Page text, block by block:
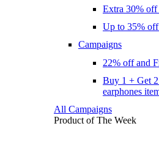
Extra 30% off
Up to 35%
Campaigns
22% off and
Buy 1 + Get
earphones
All Campaigns
Product of The Week